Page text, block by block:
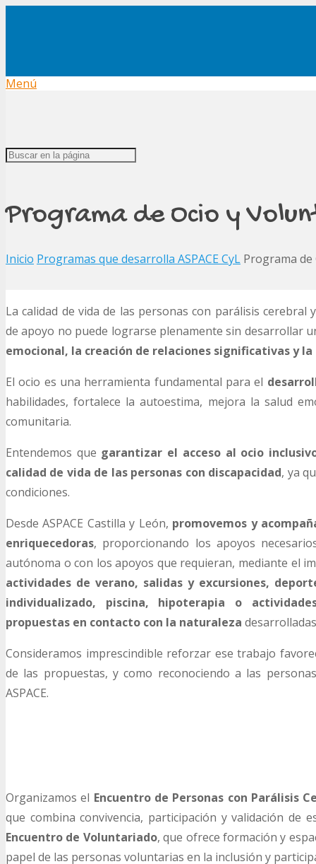
Menú
Programa de Ocio y
Inicio Programas que desarrolla ASPACE CyL Programa
La calidad de vida de las personas con parálisis cerebral
de apoyo no puede lograrse plenamente sin desarrollar
emocional, la creación de relaciones significativas y
El ocio es una herramienta fundamental para el
habilidades, fortalece la autoestima, mejora la salud
comunitaria.
Entendemos que garantizar el acceso al ocio
calidad de vida de las personas con discapacidad, ya
condiciones.
Desde ASPACE Castilla y León, promovemos y
enriquecedoras, proporcionando los apoyos
autónoma o con los apoyos que requieran, mediante el
actividades de verano, salidas y excursiones,
individualizado, piscina, hipoterapia o
propuestas en contacto con la naturaleza
Consideramos imprescindible reforzar ese trabajo
de las propuestas, y como reconociendo a las
ASPACE.
Organizamos el Encuentro de Personas con Parálisis
que combina convivencia, participación y validación de
Encuentro de Voluntariado, que ofrece formación y
papel de las personas voluntarias en la inclusión y